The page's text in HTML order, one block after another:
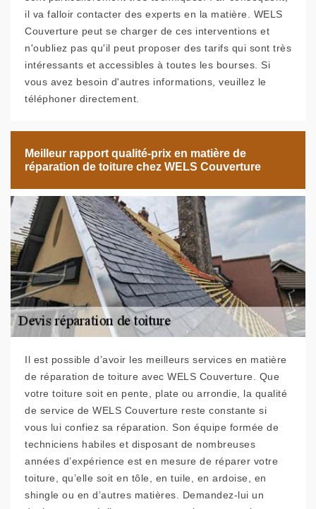
il va falloir contacter des experts en la matière. WELS
Couverture peut se charger de ces interventions et
n'oubliez pas qu'il peut proposer des tarifs qui sont très
intéressants et accessibles à toutes les bourses. Si
vous avez besoin d'autres informations, veuillez le
téléphoner directement.
Meilleur rapport qualité-prix en matière de
réparation de toiture chez WELS Couverture
Il est possible d’avoir les meilleurs services en matière
de réparation de toiture avec WELS Couverture. Que
votre toiture soit en pente, plate ou arrondie, la qualité
de service de WELS Couverture reste constante si
vous lui confiez sa réparation. Son équipe formée de
techniciens habiles et disposant de nombreuses
années d’expérience est en mesure de réparer votre
toiture, qu’elle soit en tôle, en tuile, en ardoise, en
shingle ou en d’autres matières. Demandez-lui un